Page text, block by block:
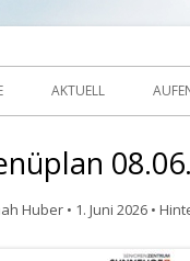
AKTUELL
Huber • 1. Juni 2026 •